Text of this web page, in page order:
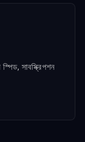
সাবস্ক্রিপশন